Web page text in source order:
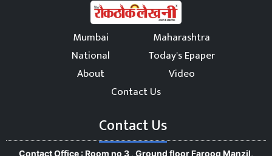
Mumbai
Maharashtra
National
Today's Epaper
About
Video
Contact Us
Contact Us
Contact Office : Room no 3 , Ground floor Farooq Manzil,